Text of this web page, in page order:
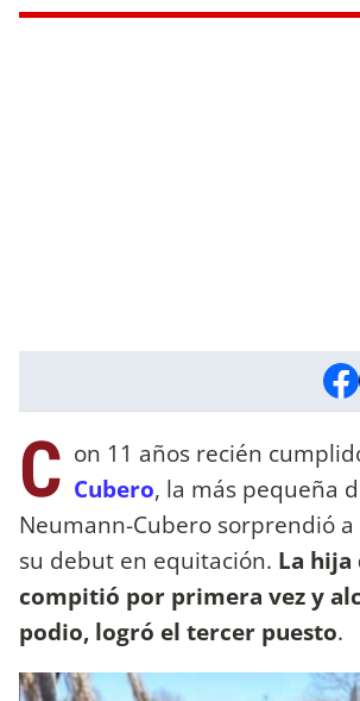
C on 11 años recién
Cubero, la más pequeña
Neumann-Cubero sorprendió a
su debut en equitación. La hija
compitió por primera vez y
podio, logró el tercer puesto.